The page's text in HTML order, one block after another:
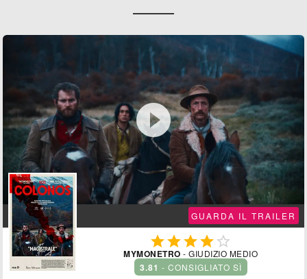

GUARDA IL TRAILER
 
MYMONETRO - GIUDIZIO MEDIO
3.81 - CONSIGLIATO SÌ